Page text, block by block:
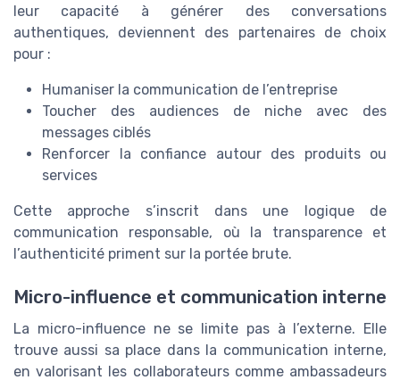
leur capacité à générer des conversations
authentiques, deviennent des partenaires de choix
pour :
Humaniser la communication de l’entreprise
Toucher des audiences de niche avec des
messages ciblés
Renforcer la confiance autour des produits ou
services
Cette approche s’inscrit dans une logique de
communication responsable, où la transparence et
l’authenticité priment sur la portée brute.
Micro-influence et communication interne
La micro-influence ne se limite pas à l’externe. Elle
trouve aussi sa place dans la communication interne,
en valorisant les collaborateurs comme ambassadeurs